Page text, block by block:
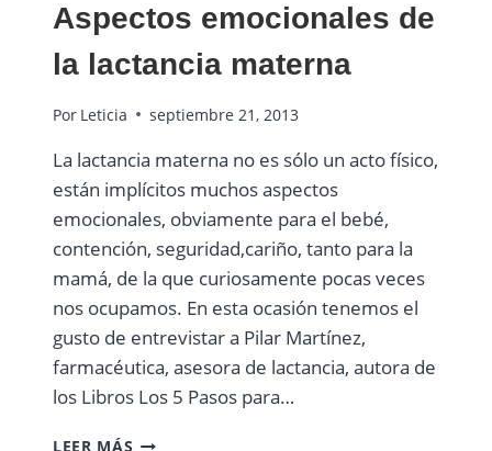
Aspectos emocionales de
la lactancia materna
Por Leticia septiembre 21, 2013
La lactancia materna no es sólo un acto físico,
están implícitos muchos aspectos
emocionales, obviamente para el bebé,
contención, seguridad,cariño, tanto para la
mamá, de la que curiosamente pocas veces
nos ocupamos. En esta ocasión tenemos el
gusto de entrevistar a Pilar Martínez,
farmacéutica, asesora de lactancia, autora de
los Libros Los 5 Pasos para…
LEER MÁS ASPECTOS